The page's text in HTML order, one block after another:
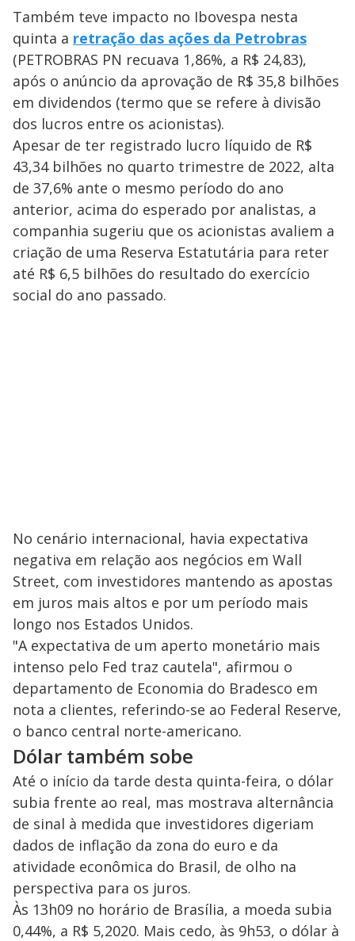
Também teve impacto no Ibovespa nesta
quinta a retração das ações da Petrobras
(PETROBRAS PN recuava 1,86%, a R$ 24,83),
após o anúncio da aprovação de R$ 35,8 bilhões
em dividendos (termo que se refere à divisão
dos lucros entre os acionistas).
Apesar de ter registrado lucro líquido de R$
43,34 bilhões no quarto trimestre de 2022, alta
de 37,6% ante o mesmo período do ano
anterior, acima do esperado por analistas, a
companhia sugeriu que os acionistas avaliem a
criação de uma Reserva Estatutária para reter
até R$ 6,5 bilhões do resultado do exercício
social do ano passado.
No cenário internacional, havia expectativa
negativa em relação aos negócios em Wall
Street, com investidores mantendo as apostas
em juros mais altos e por um período mais
longo nos Estados Unidos.
"A expectativa de um aperto monetário mais
intenso pelo Fed traz cautela", afirmou o
departamento de Economia do Bradesco em
nota a clientes, referindo-se ao Federal Reserve,
o banco central norte-americano.
Dólar também sobe
Até o início da tarde desta quinta-feira, o dólar
subia frente ao real, mas mostrava alternância
de sinal à medida que investidores digeriam
dados de inflação da zona do euro e da
atividade econômica do Brasil, de olho na
perspectiva para os juros.
Às 13h09 no horário de Brasília, a moeda subia
0,44%, a R$ 5,2020. Mais cedo, às 9h53, o dólar à